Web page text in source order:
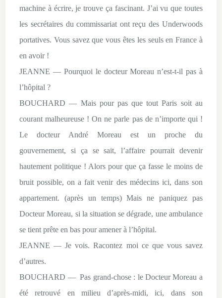
machine à écrire, je trouve ça fascinant. J’ai vu que toutes
les secrétaires du commissariat ont reçu des Underwoods
portatives. Vous savez que vous êtes les seuls en France à
en avoir !
JEANNE — Pourquoi le docteur Moreau n’est-t-il pas à
l’hôpital ?
BOUCHARD — Mais pour pas que tout Paris soit au
courant malheureuse ! On ne parle pas de n’importe qui !
Le docteur André Moreau est un proche du
gouvernement, si ça se sait, l’affaire pourrait devenir
hautement politique ! Alors pour que ça fasse le moins de
bruit possible, on a fait venir des médecins ici, dans son
appartement. (après un temps) Mais ne paniquez pas
Docteur Moreau, si la situation se dégrade, une ambulance
se tient prête en bas pour amener à l’hôpital.
JEANNE — Je vois. Racontez moi ce que vous savez
d’autres.
BOUCHARD — Pas grand-chose : le Docteur Moreau a
été retrouvé en milieu d’après-midi, ici, dans son